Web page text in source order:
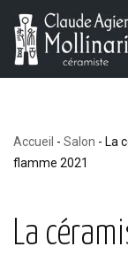
Aller
au
Accueil - Salon - La
flamme 2021
La